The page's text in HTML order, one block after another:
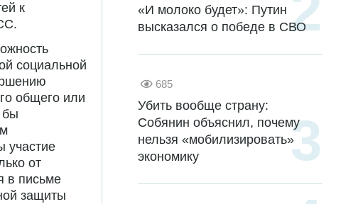
к
социальной
общего или
бы
участие
от
в письме
защиты
«И молоко будет»: Путин
высказался о победе в СВО
685
Убить вообще страну:
Собянин объяснил, почему
нельзя «мобилизировать»
экономику